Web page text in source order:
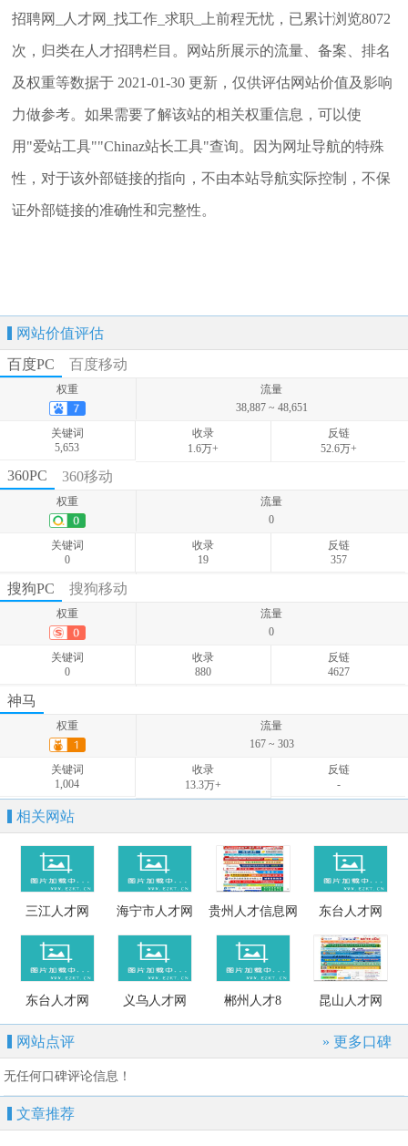
招聘网_人才网_找工作_求职_上前程无忧，已累计浏览8072
次，归类在人才招聘栏目。网站所展示的流量、备案、排名
及权重等数据于 2021-01-30 更新，仅供评估网站价值及影响
力做参考。如果需要了解该站的相关权重信息，可以使
用"爱站工具""Chinaz站长工具"查询。因为网址导航的特殊
性，对于该外部链接的指向，不由本站导航实际控制，不保
证外部链接的准确性和完整性。
网站价值评估
百度PC
百度移动
权重
流量
38,887 ~ 48,651
关键词
5,653
收录
1.6万+
反链
52.6万+
权重
关键词
5,755
360PC 360移动
权重
流量
0
关键词
0
收录
19
反链
357
权重
关键词
0
搜狗PC 搜狗移动
权重
流量
0
关键词
0
收录
880
反链
4627
关键词
0
神马
权重
流量
167 ~ 303
关键词
1,004
收录
13.3万+
反链
-
相关网站
三江人才网 海宁市人才网 贵州人才信息网 东台人才网
东台人才网 义乌人才网 郴州人才8 昆山人才网
网站点评 » 更多口碑
无任何口碑评论信息！
文章推荐